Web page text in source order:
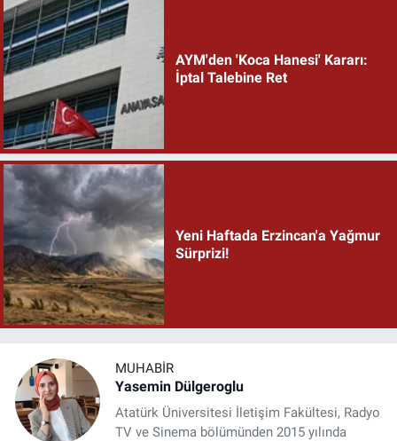
AYM'den 'Koca Hanesi' Kararı:
İptal Talebine Ret
Yeni Haftada Erzincan'a Yağmur
Sürprizi!
MUHABIR
Yasemin Dülgeroglu
Atatürk Üniversitesi İletişim Fakültesi, Radyo
TV ve Sinema bölümünden 2015 yılında